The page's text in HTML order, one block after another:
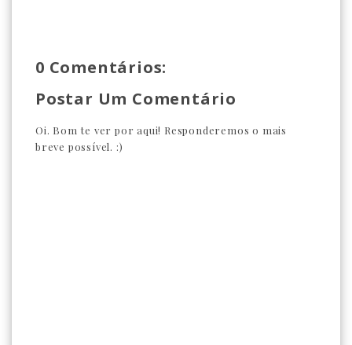
0 Comentários:
Postar Um Comentário
Oi. Bom te ver por aqui! Responderemos o mais
breve possível. :)